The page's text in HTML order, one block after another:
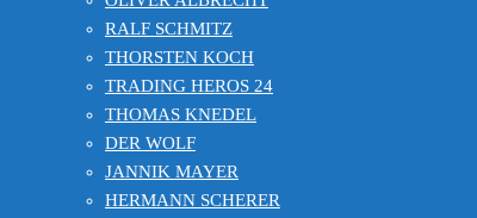
RALF SCHMITZ
THORSTEN KOCH
TRADING HEROS 24
THOMAS KNEDEL
DER WOLF
JANNIK MAYER
HERMANN SCHERER